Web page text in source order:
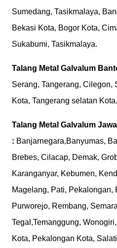
Sumedang, Tasikmalaya,
Bekasi Kota, Bogor Kota,
Sukabumi, Tasikmalaya.
Talang Metal Galvalum
Serang, Tangerang, Cilegon,
Kota, Tangerang selatan Kota.
Talang Metal Galvalum
: Banjarnegara,Banyumas,
Brebes, Cilacap, Demak,
Karanganyar, Kebumen,
Magelang, Pati, Pekalongan,
Purworejo, Rembang,
Tegal,Temanggung,
Kota, Pekalongan Kota,